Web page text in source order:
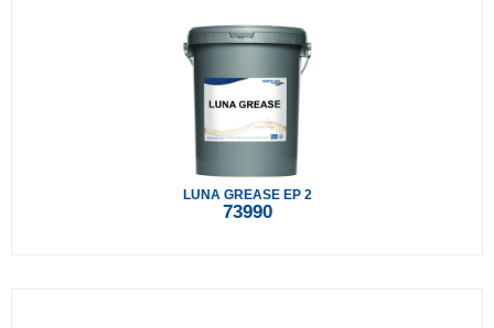
LUNA GREASE EP 2
73990